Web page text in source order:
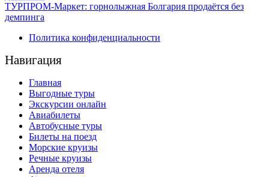
ТУРПРОМ-Маркет: горнолыжная Болгария продаётся без
демпинга
Политика конфиденциальности
Навигация
Главная
Выгодные туры
Экскурсии онлайн
Авиабилеты
Автобусные туры
Билеты на поезд
Морские круизы
Речные круизы
Аренда отеля